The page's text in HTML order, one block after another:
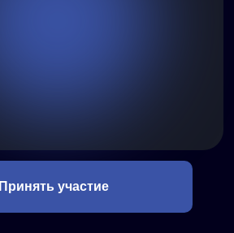
Принять участие